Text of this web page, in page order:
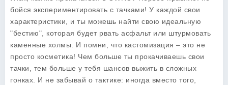
бойся экспериментировать с тачками! У каждой свои
характеристики, и ты можешь найти свою идеальную
"бестию", которая будет рвать асфальт или штурмовать
каменные холмы. И помни, что кастомизация – это не
просто косметика! Чем больше ты прокачиваешь свои
тачки, тем больше у тебя шансов выжить в сложных
гонках. И не забывай о тактике: иногда вместо того,